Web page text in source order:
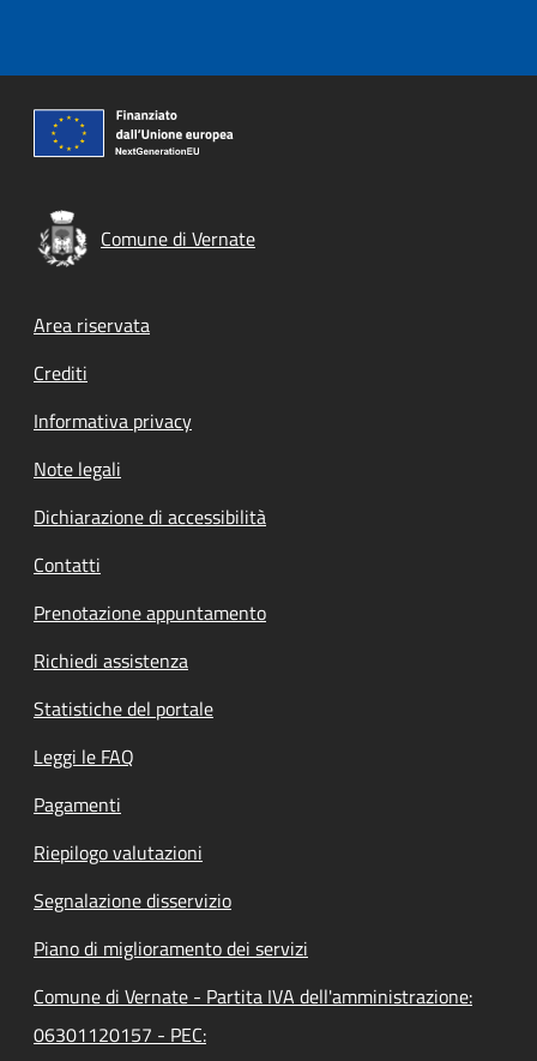
Comune di Vernate
Footer menu
Area riservata
Crediti
Informativa privacy
Note legali
Dichiarazione di accessibilità
Contatti
Prenotazione appuntamento
Richiedi assistenza
Statistiche del portale
Leggi le FAQ
Pagamenti
Riepilogo valutazioni
Segnalazione disservizio
Piano di miglioramento dei servizi
Comune di Vernate - Partita IVA dell'amministrazione:
06301120157 - PEC: